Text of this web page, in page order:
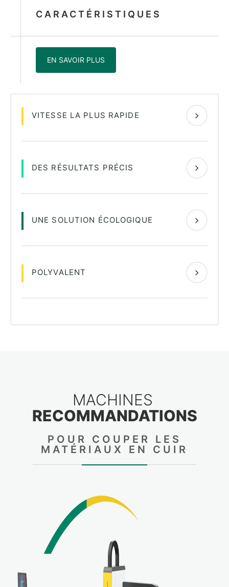
CARACTÉRISTIQUES
EN SAVOIR PLUS
VITESSE LA PLUS RAPIDE
DES RÉSULTATS PRÉCIS
UNE SOLUTION ÉCOLOGIQUE
POLYVALENT
MACHINES
RECOMMANDATIONS
POUR COUPER LES
MATÉRIAUX EN CUIR